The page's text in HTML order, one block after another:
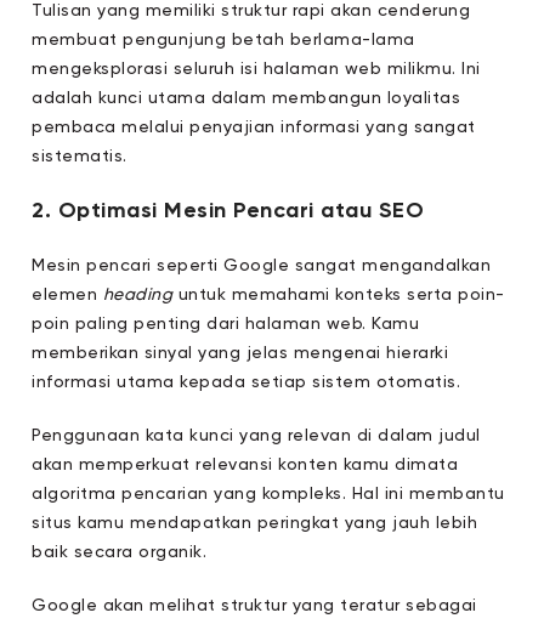
Tulisan yang memiliki struktur rapi akan cenderung
membuat pengunjung betah berlama-lama
mengeksplorasi seluruh isi halaman web milikmu. Ini
adalah kunci utama dalam membangun loyalitas
pembaca melalui penyajian informasi yang sangat
sistematis.
2. Optimasi Mesin Pencari atau SEO
Mesin pencari seperti Google sangat mengandalkan
elemen headinguntuk memahami konteks serta poin-
poin paling penting dari halaman web. Kamu
memberikan sinyal yang jelas mengenai hierarki
informasi utama kepada setiap sistem otomatis.
Penggunaan kata kunci yang relevan di dalam judul
akan memperkuat relevansi konten kamu dimata
algoritma pencarian yang kompleks. Hal ini membantu
situs kamu mendapatkan peringkat yang jauh lebih
baik secara organik.
Google akan melihat struktur yang teratur sebagai